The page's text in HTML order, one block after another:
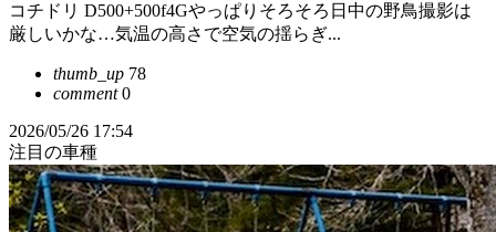
コチドリ D500+500f4Gやっぱりそろそろ日中の野鳥撮影は
厳しいかな…気温の高さで空気の揺らぎ...
thumb_up 78
comment0
2026/05/26 17:54
注目の車種